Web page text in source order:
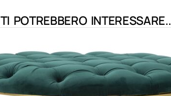
TI POTREBBERO INTERESSARE..